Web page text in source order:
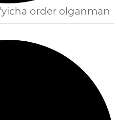
order olganman